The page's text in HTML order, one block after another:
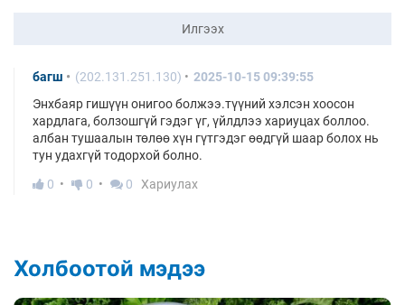
Илгээх
багш (202.131.251.130)
2025-10-15 09:39:55
Энхбаяр гишүүн онигоо болжээ.түүний хэлсэн хоосон
хардлага, болзошгүй гэдэг үг, үйлдлээ хариуцах боллоо.
албан тушаалын төлөө хүн гүтгэдэг өөдгүй шаар болох нь
тун удахгүй тодорхой болно.
0
0 0 Хариулах
Холбоотой мэдээ